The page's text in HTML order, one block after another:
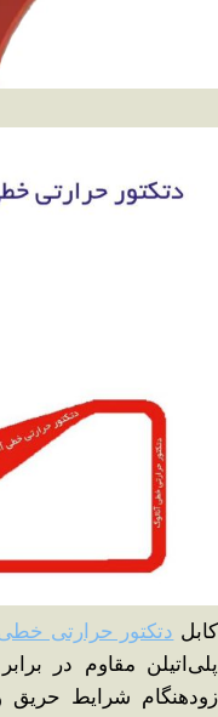
کابل دتکتور حرارتی
زودهنگام شرایط